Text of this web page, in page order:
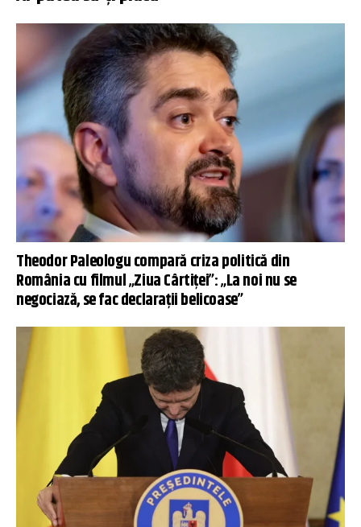
Theodor Paleologu compară criza politică din
România cu filmul „Ziua Cârtiței”: „La noi nu se
negociază, se fac declarații belicoase”